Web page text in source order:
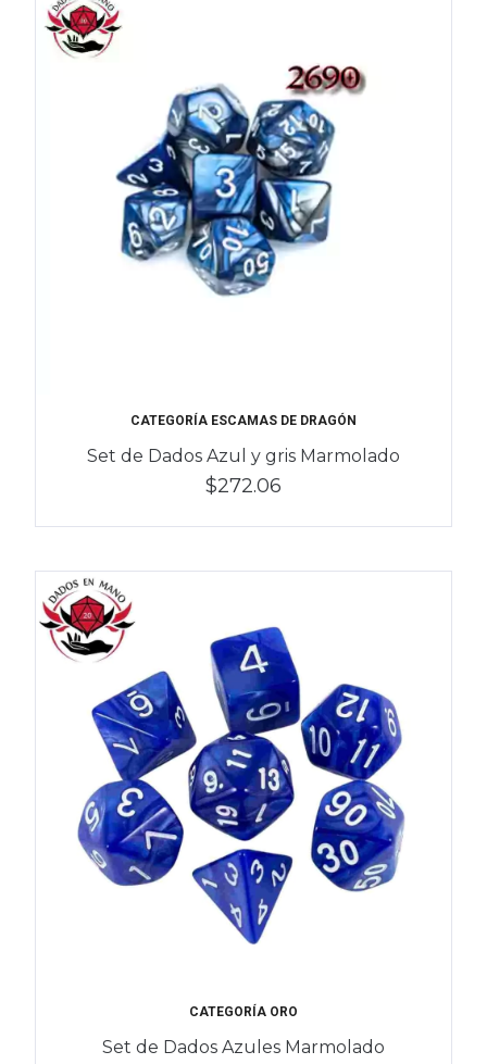
CATEGORÍA ESCAMAS DE DRAGÓN
Set de Dados Azul y gris Marmolado
$272.06
CATEGORÍA ORO
Set de Dados Azules Marmolado